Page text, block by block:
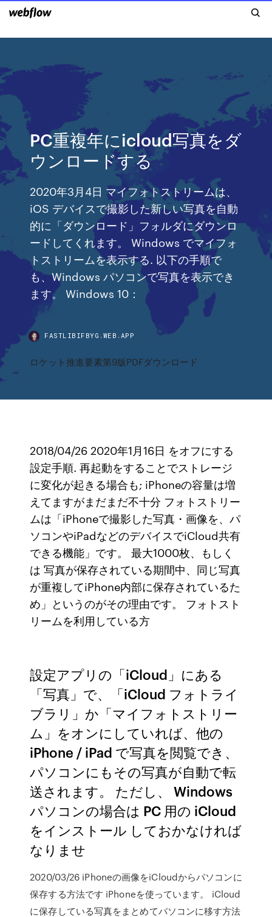
PC重複年にicloud写真をダ
ウンロードする
2020年3月4日 マイフォトストリームは、
iOS デバイスで撮影した新しい写真を自動
的に「ダウンロード」フォルダにダウンロ
ードしてくれます。 Windows でマイフォ
トストリームを表示する. 以下の手順で
も、Windows パソコンで写真を表示でき
ます。 Windows 10：
FASTLIBIFBYG.WEB.APP
ロケット推進要素第9版PDFダウンロード
2018/04/26 2020年1月16日 をオフにする
設定手順. 再起動をすることでストレージ
に変化が起きる場合も; iPhoneの容量は増
えてますがまだまだ不十分 フォトストリー
ムは「iPhoneで撮影した写真・画像を、パ
ソコンやiPadなどのデバイスでiCloud共有
できる機能」です。 最大1000枚、もしく
は 写真が保存されている期間中、同じ写真
が重複してiPhone内部に保存されているた
め」というのがその理由です。 フォトスト
リームを利用している方
設定アプリの「iCloud」にある
「写真」で、「iCloud フォトライ
ブラリ」か「マイフォトストリー
ム」をオンにしていれば、他の
iPhone / iPad で写真を閲覧でき、
パソコンにもその写真が自動で転
送されます。 ただし、 Windows
パソコンの場合は PC 用の iCloud
をインストール しておかなければ
なりませ
2020/03/26 iPhoneの画像をiCloudからパソコンに
保存する方法です iPhoneを使っています。 iCloud
に保存している写真をまとめてパソコンに移す方法